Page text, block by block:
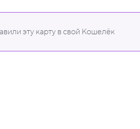
эту карту в свой Кошелёк